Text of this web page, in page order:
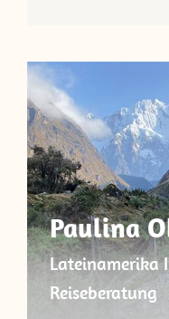
Paulina
Lateinamerika
Reiseberatung